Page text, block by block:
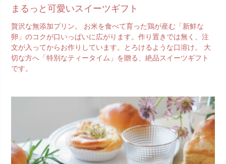
まるっと可愛いスイーツギフト
贅沢な無添加プリン。 お米を食べて育った鶏が産む「新鮮な
卵」のコクが口いっぱいに広がります。作り置きでは無く、注
文が入ってからお作りしています。とろけるような口溶け。 大
切な方へ「特別なティータイム」を贈る、絶品スイーツギフト
です。